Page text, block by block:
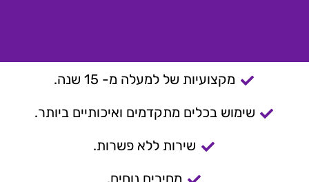
מקצועיות של למעלה מ- 15 שנה.
שימוש בכלים מתקדמים ואיכותיים ביותר.
שירות ללא פשרות.